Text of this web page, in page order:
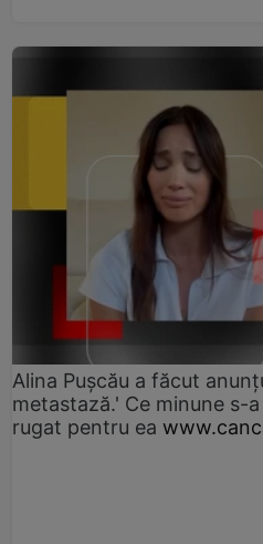
Alina Pușcău a făcut
metastază.' Ce minune s-
rugat pentru ea